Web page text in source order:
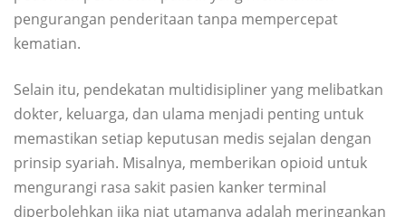
pengurangan penderitaan tanpa mempercepat
kematian.
Selain itu, pendekatan multidisipliner yang melibatkan
dokter, keluarga, dan ulama menjadi penting untuk
memastikan setiap keputusan medis sejalan dengan
prinsip syariah. Misalnya, memberikan opioid untuk
mengurangi rasa sakit pasien kanker terminal
diperbolehkan jika niat utamanya adalah meringankan